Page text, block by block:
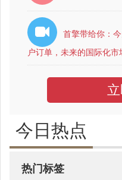
首擎带给你：
户订单，未来的国际化市
今日热点
热门标签